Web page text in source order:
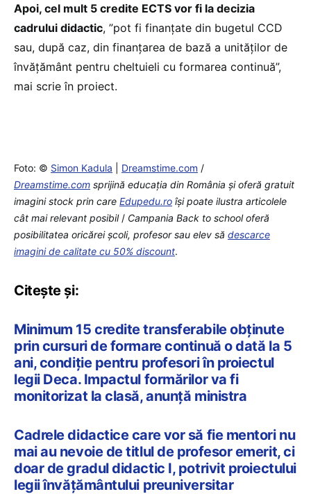
Apoi, cel mult 5 credite ECTS vor fi la decizia
cadrului didactic, ”pot fi finanțate din bugetul CCD
sau, după caz, din finanțarea de bază a unităților de
învățământ pentru cheltuieli cu formarea continuă”,
mai scrie în proiect.
Foto: © Simon Kadula Dreamstime.com /
Dreamstime.com sprijină educaţia din România şi oferă gratuit
imagini stock prin care Edupedu.ro îşi poate ilustra articolele
cât mai relevant posibil/ Campania Back to school oferă
posibilitatea oricărei școli, profesor sau elev să descarce
imagini de calitate cu 50% discount.
Citește și:
Minimum 15 credite transferabile obținute
prin cursuri de formare continuă o dată la 5
ani, condiție pentru profesori în proiectul
legii Deca. Impactul formărilor va fi
monitorizat la clasă, anunță ministra
Cadrele didactice care vor să fie mentori nu
mai au nevoie de titlul de profesor emerit, ci
doar de gradul didactic I, potrivit proiectului
legii învățământului preuniversitar